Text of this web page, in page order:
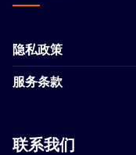
隐私政策
服务条款
联系我们